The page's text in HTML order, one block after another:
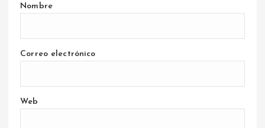
Nombre
Correo electrónico
Web